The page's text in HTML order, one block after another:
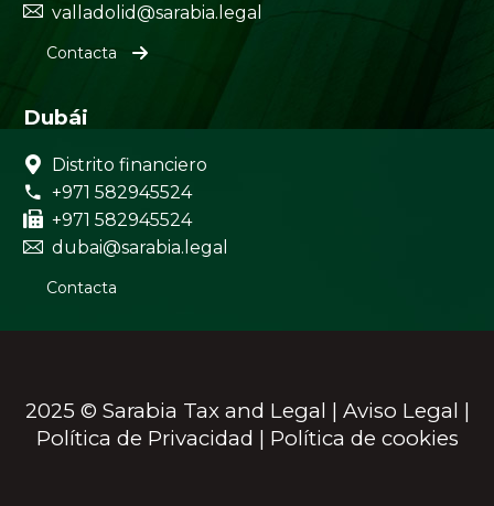

 valladolid@sarabia.legal
Contacta
Dubái

 Distrito financiero

 +971 582945524

 +971 582945524

 dubai@sarabia.legal
Contacta
2025 © Sarabia Tax and Legal | Aviso Legal |
Política de Privacidad | Política de cookies